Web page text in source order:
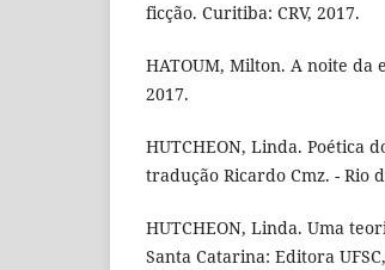
ficção. Curitiba: CRV, 2017.
HATOUM, Milton. A noite da
2017.
HUTCHEON, Linda. Poética
tradução Ricardo Cmz. - Rio
HUTCHEON, Linda. Uma
Santa Catarina: Editora